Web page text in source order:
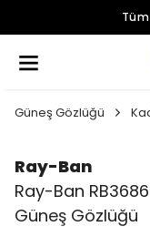
Güneş Gözlüğü
Ray-Ban
Ray-Ban
Güneş Gözlüğü